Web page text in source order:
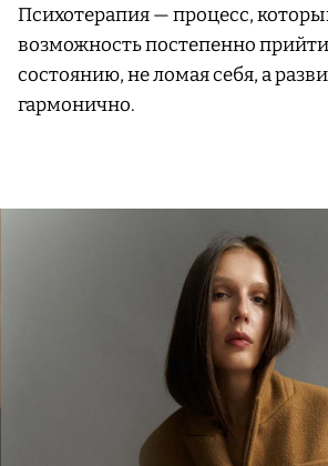
Психотерапия — процесс,
возможность постепенно
состоянию, не ломая себя, а
гармонично.